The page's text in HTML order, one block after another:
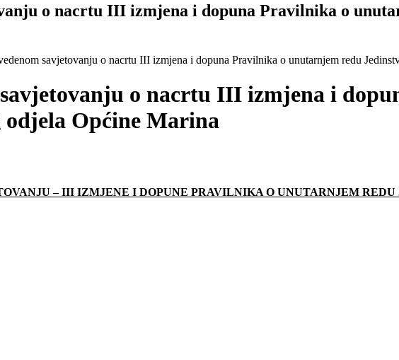
o nacrtu III izmjena i dopuna Pravilnika o
savjetovanju o nacrtu III izmjena i dopuna Pravilnika o unutarnjem redu
savjetovanju o nacrtu III izmjena i
odjela Općine Marina
– III IZMJENE I DOPUNE PRAVILNIKA O UNUTARNJEM